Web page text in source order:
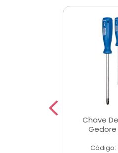
Chave
Gedore
Código: